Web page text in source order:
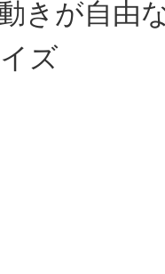
きが自由
ズ